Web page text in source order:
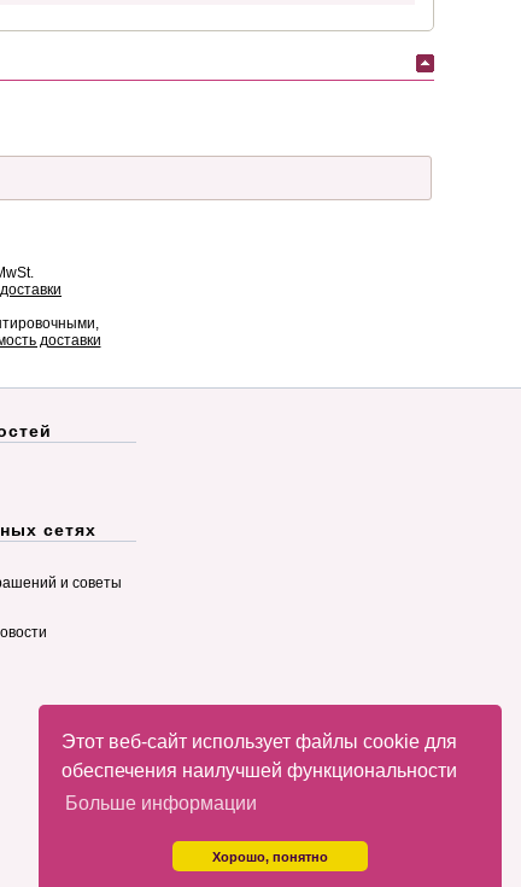
Этот веб-сайт использует файлы cookie для
обеспечения наилучшей функциональности
Больше информации
Хорошо, понятно
доставки
сетях
и советы